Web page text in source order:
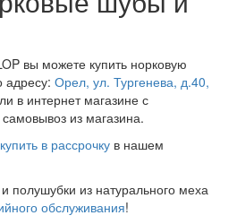
вы можете купить норковую
адресу: Орел, ул. Тургенева, д.40,
в интернет магазине с
из магазина.
купить в рассрочку в нашем
полушубки из натурального меха
обслуживания!